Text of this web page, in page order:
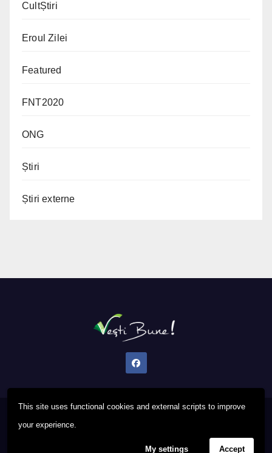
This site uses functional cookies and external scripts to improve
your experience.
My settings Accept
CultȘtiri
Eroul Zilei
Featured
FNT2020
ONG
Știri
Știri externe
Proudly powered by WordPress
Privacy PolicyFAQ